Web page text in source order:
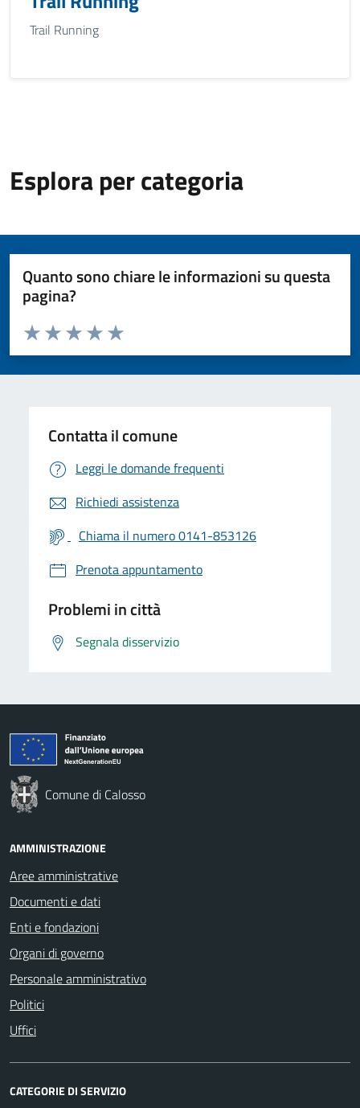
Trail Running
Esplora per categoria
Quanto sono chiare le informazioni su questa
pagina?
Valuta da 1 a 5 stelle la pagina
Valuta 5 stelle su 5
Valuta 4 stelle su 5
Valuta 3 stelle su 5
Valuta 2 stelle su 5
Valuta 1 stelle su 5
Contatta il comune
Leggi le domande frequenti
Richiedi assistenza
Chiama il numero 0141-853126
Prenota appuntamento
Problemi in città
Segnala disservizio
Comune di Calosso
AMMINISTRAZIONE
Aree amministrative
Documenti e dati
Enti e fondazioni
Organi di governo
Personale amministrativo
Politici
Uffici
CATEGORIE DI SERVIZIO